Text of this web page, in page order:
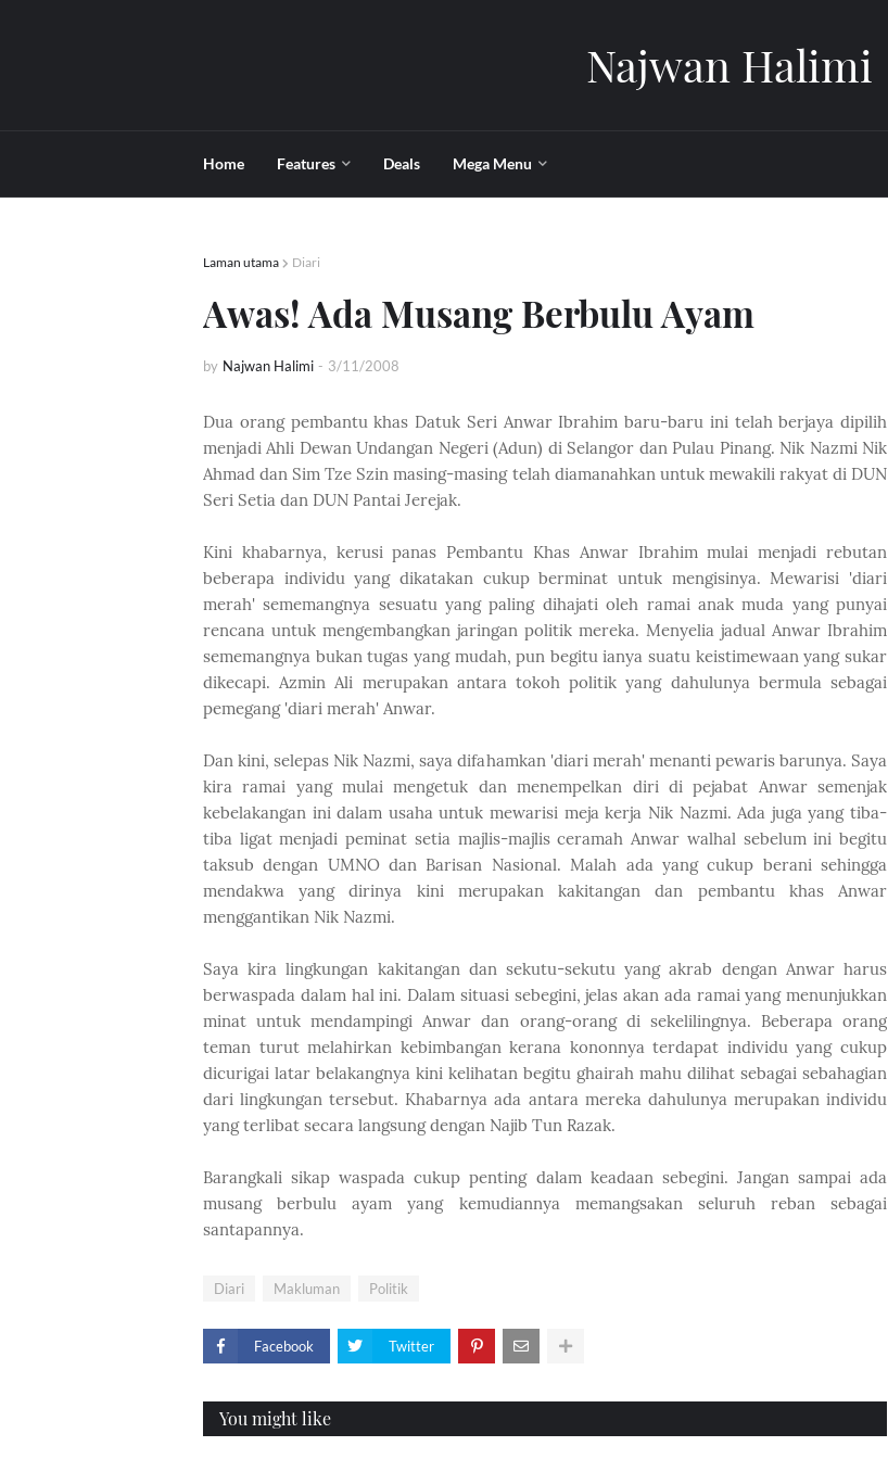
Najwan Halimi
Home Features Deals Mega Menu
Laman utama Diari
Awas! Ada Musang Berbulu Ayam
by Najwan Halimi - 3/11/2008
Dua orang pembantu khas Datuk Seri Anwar Ibrahim baru-baru ini telah berjaya dipilih
menjadi Ahli Dewan Undangan Negeri (Adun) di Selangor dan Pulau Pinang. Nik Nazmi Nik
Ahmad dan Sim Tze Szin masing-masing telah diamanahkan untuk mewakili rakyat di DUN
Seri Setia dan DUN Pantai Jerejak.
Kini khabarnya, kerusi panas Pembantu Khas Anwar Ibrahim mulai menjadi rebutan
beberapa individu yang dikatakan cukup berminat untuk mengisinya. Mewarisi 'diari
merah' sememangnya sesuatu yang paling dihajati oleh ramai anak muda yang punyai
rencana untuk mengembangkan jaringan politik mereka. Menyelia jadual Anwar Ibrahim
sememangnya bukan tugas yang mudah, pun begitu ianya suatu keistimewaan yang sukar
dikecapi. Azmin Ali merupakan antara tokoh politik yang dahulunya bermula sebagai
pemegang 'diari merah' Anwar.
Dan kini, selepas Nik Nazmi, saya difahamkan 'diari merah' menanti pewaris barunya. Saya
kira ramai yang mulai mengetuk dan menempelkan diri di pejabat Anwar semenjak
kebelakangan ini dalam usaha untuk mewarisi meja kerja Nik Nazmi. Ada juga yang tiba-
tiba ligat menjadi peminat setia majlis-majlis ceramah Anwar walhal sebelum ini begitu
taksub dengan UMNO dan Barisan Nasional. Malah ada yang cukup berani sehingga
mendakwa yang dirinya kini merupakan kakitangan dan pembantu khas Anwar
menggantikan Nik Nazmi.
Saya kira lingkungan kakitangan dan sekutu-sekutu yang akrab dengan Anwar harus
berwaspada dalam hal ini. Dalam situasi sebegini, jelas akan ada ramai yang menunjukkan
minat untuk mendampingi Anwar dan orang-orang di sekelilingnya. Beberapa orang
teman turut melahirkan kebimbangan kerana kononnya terdapat individu yang cukup
dicurigai latar belakangnya kini kelihatan begitu ghairah mahu dilihat sebagai sebahagian
dari lingkungan tersebut. Khabarnya ada antara mereka dahulunya merupakan individu
yang terlibat secara langsung dengan Najib Tun Razak.
Barangkali sikap waspada cukup penting dalam keadaan sebegini. Jangan sampai ada
musang berbulu ayam yang kemudiannya memangsakan seluruh reban sebagai
santapannya.
Diari Makluman Politik
Facebook Twitter
You might like